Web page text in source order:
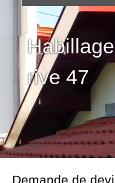
rive 47
Demande de